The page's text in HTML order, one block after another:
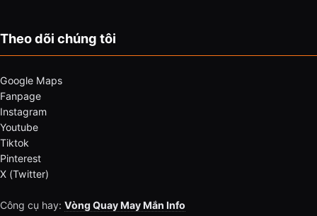
Theo dõi chúng tôi
Google Maps
Fanpage
Instagram
Youtube
Tiktok
Pinterest
X (Twitter)
Công cụ hay: Vòng Quay May Mắn Info